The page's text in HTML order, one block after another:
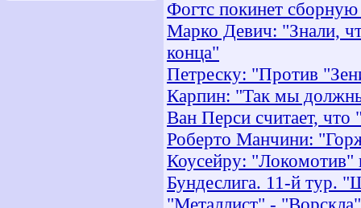
Фогтс покинет
Марко Девич: "Знали,
конца"
Петреску: "Против
Карпин: "Так мы должны
Ван Перси считает, что
Роберто Манчини:
Коусейру: "Локомотив"
Бундеслига. 11-й тур.